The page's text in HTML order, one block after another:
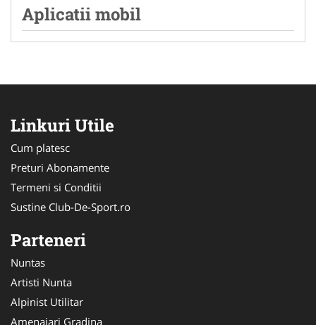
Aplicatii mobil
Linkuri Utile
Cum platesc
Preturi Abonamente
Termeni si Conditii
Sustine Club-De-Sport.ro
Parteneri
Nuntas
Artisti Nunta
Alpinist Utilitar
Amenajari Gradina